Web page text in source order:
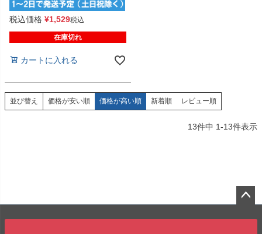
税込価格 ¥1,529税込
在庫切れ
カートに入れる
並び替え 価格が安い順 価格が高い順 新着順 レビュー順
13件中 1-13件表示